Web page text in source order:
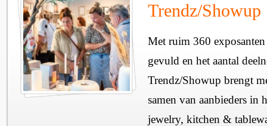
Trendz/Showup
Met ruim 360
gevuld en het aantal
Trendz/Showup brengt
samen van aanbieders in
jewelry, kitchen &